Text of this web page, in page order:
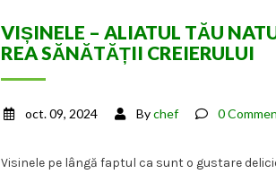
VIȘINELE – ALIATUL TĂU
REA SĂNĂTĂȚII CREIERULUI
oct. 09, 2024 Bychef 0
Visinele pe lângă faptul ca sunt o gustare